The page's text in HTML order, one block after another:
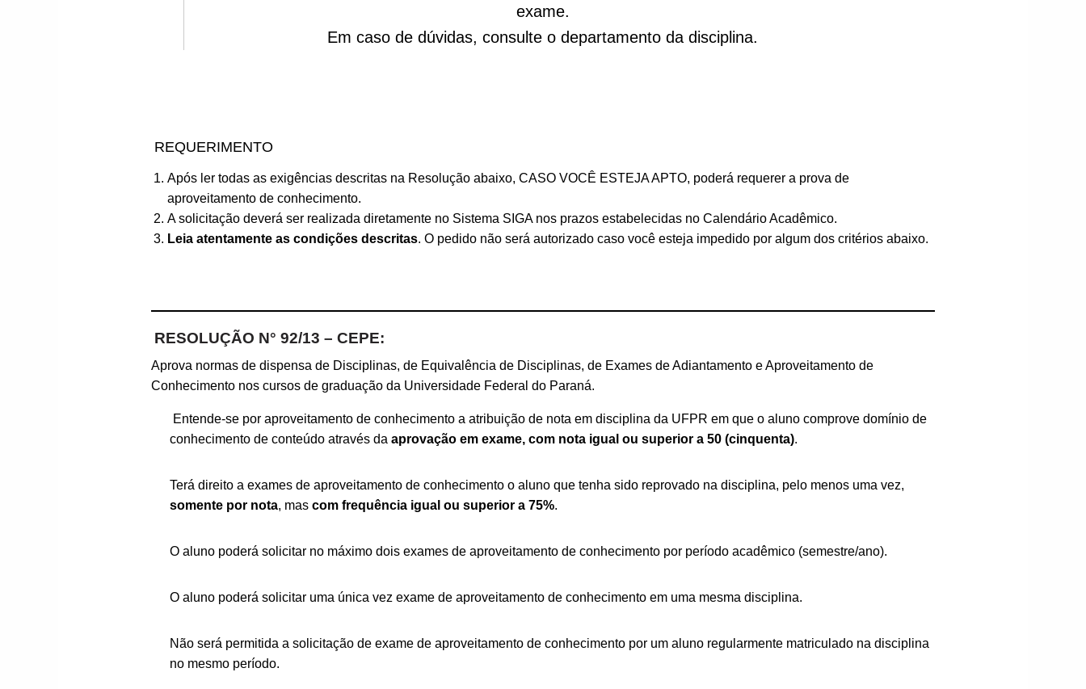
exame.
Em caso de dúvidas, consulte o departamento da disciplina.
REQUERIMENTO
Após ler todas as exigências descritas na Resolução abaixo, CASO VOCÊ ESTEJA APTO, poderá requerer a prova de
aproveitamento de conhecimento.
A solicitação deverá ser realizada diretamente no Sistema SIGA nos prazos estabelecidas no Calendário Acadêmico.
Leia atentamente as condições descritas. O pedido não será autorizado caso você esteja impedido por algum dos critérios abaixo.
RESOLUÇÃO N° 92/13 – CEPE:
Aprova normas de dispensa de Disciplinas, de Equivalência de Disciplinas, de Exames de Adiantamento e Aproveitamento de
Conhecimento nos cursos de graduação da Universidade Federal do Paraná.
Entende-se por aproveitamento de conhecimento a atribuição de nota em disciplina da UFPR em que o aluno comprove domínio de
conhecimento de conteúdo através daaprovação em exame, com nota igual ou superior a 50 (cinquenta).
Terá direito a exames de aproveitamento de conhecimento o aluno que tenha sido reprovado na disciplina, pelo menos uma vez,
somente por nota, mascom frequência igual ou superior a 75%.
O aluno poderá solicitar no máximo dois exames de aproveitamento de conhecimento por período acadêmico (semestre/ano).
O aluno poderá solicitar uma única vez exame de aproveitamento de conhecimento em uma mesma disciplina.
Não será permitida a solicitação de exame de aproveitamento de conhecimento por um aluno regularmente matriculado na disciplina
no mesmo período.